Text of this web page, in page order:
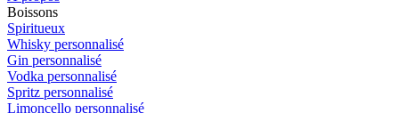
Boissons
Spiritueux
Whisky personnalisé
Gin personnalisé
Vodka personnalisé
Spritz personnalisé
Limoncello personnalisé